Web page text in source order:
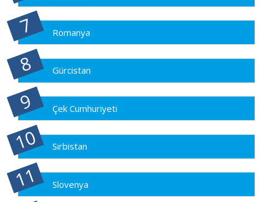
Romanya
Gürcistan
Çek Cumhuriyeti
Sırbistan
Slovenya